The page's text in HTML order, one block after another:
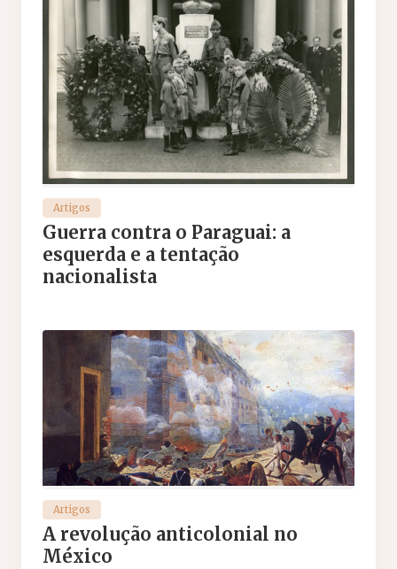
Artigos
Guerra contra o Paraguai: a
esquerda e a tentação
nacionalista
Artigos
A revolução anticolonial no
México